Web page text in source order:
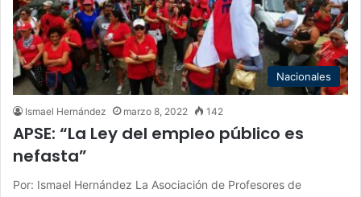
Nacionales
Ismael Hernández marzo 8, 2022 142
APSE: “La Ley del empleo público es
nefasta”
Por: Ismael Hernández La Asociación de Profesores de